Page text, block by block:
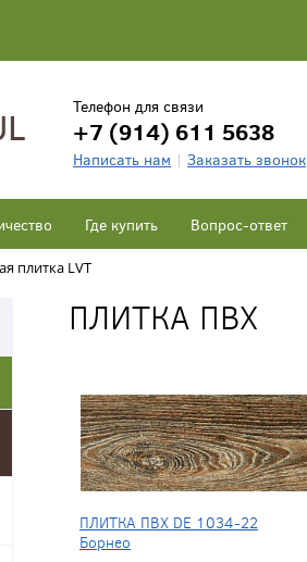
Телефон для связи
+7 (914) 611 5638
Написать нам Заказать звонок
Где купить Вопрос-ответ
плитка LVT
ПЛИТКА ПВХ
ПЛИТКА ПВХ DE 1034-22
Борнео